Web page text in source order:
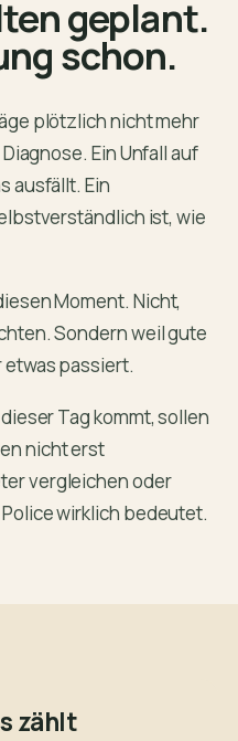
geplant.
schon.
plötzlich nicht mehr
Ein Unfall auf
ausfällt. Ein
ist, wie
Moment. Nicht,
Sondern weil gute
passiert.
Tag kommt, sollen
nicht erst
vergleichen oder
wirklich bedeutet.
zählt